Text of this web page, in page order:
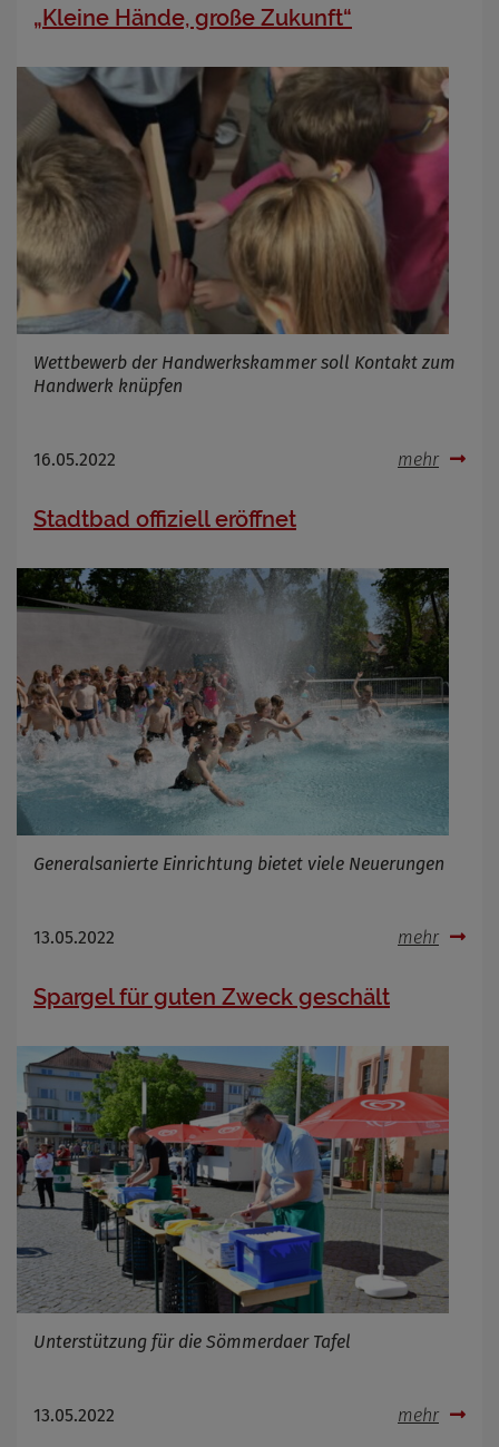
„Kleine Hände, große Zukunft“
Wettbewerb der Handwerkskammer soll Kontakt zum
Handwerk knüpfen
16.05.2022 mehr
Stadtbad offiziell eröffnet
Generalsanierte Einrichtung bietet viele Neuerungen
13.05.2022 mehr
Spargel für guten Zweck geschält
Unterstützung für die Sömmerdaer Tafel
13.05.2022 mehr